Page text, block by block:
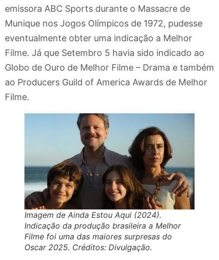
emissora ABC Sports durante o Massacre de
Munique nos Jogos Olímpicos de 1972, pudesse
eventualmente obter uma indicação a Melhor
Filme. Já que Setembro 5 havia sido indicado ao
Globo de Ouro de Melhor Filme – Drama e também
ao Producers Guild of America Awards de Melhor
Filme.
Imagem de Ainda Estou Aqui (2024).
Indicação da produção brasileira a Melhor
Filme foi uma das maiores surpresas do
Oscar 2025. Créditos: Divulgação.